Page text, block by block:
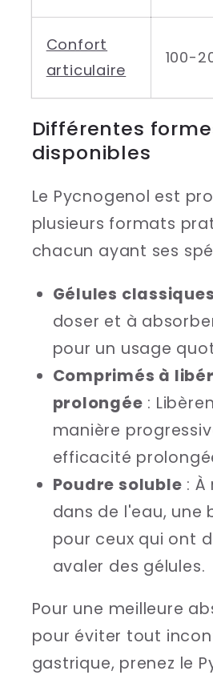
Confort
articulaire
100-
Différentes
disponibles
Le Pycnogenol est
plusieurs formats
chacun ayant ses
Gélules classiques
doser et à
pour un usage
Comprimés à
prolongée :
manière
efficacité
Poudre soluble :
dans de l'eau, une
pour ceux qui ont
avaler des gélules.
Pour une meilleure
pour éviter tout
gastrique, prenez le